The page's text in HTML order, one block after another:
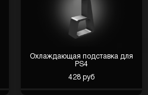
Охлаждающая подставка для
PS4
428 руб